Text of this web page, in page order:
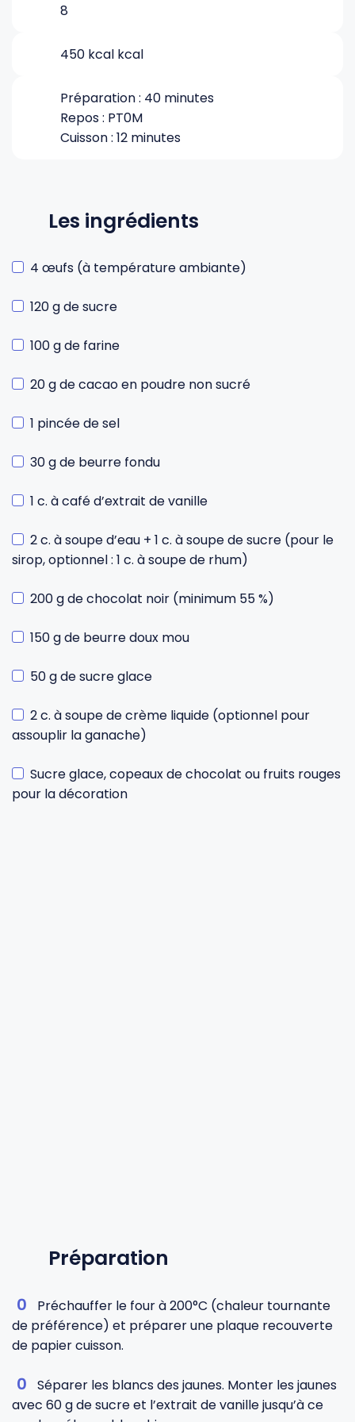
Tires-bouchons
Aiguiseurs
Planches à découper
8
450 kcal kcal
Préparation : 40 minutes
Repos : PT0M
Cuisson : 12 minutes
Les ingrédients
4 œufs (à température ambiante)
120 g de sucre
100 g de farine
20 g de cacao en poudre non sucré
1 pincée de sel
30 g de beurre fondu
1 c. à café d’extrait de vanille
2 c. à soupe d’eau + 1 c. à soupe de sucre (pour le
sirop, optionnel : 1 c. à soupe de rhum)
200 g de chocolat noir (minimum 55 %)
150 g de beurre doux mou
50 g de sucre glace
2 c. à soupe de crème liquide (optionnel pour
assouplir la ganache)
Sucre glace, copeaux de chocolat ou fruits rouges
pour la décoration
Préparation
Préchauffer le four à 200°C (chaleur tournante
de préférence) et préparer une plaque recouverte
de papier cuisson.
Séparer les blancs des jaunes. Monter les jaunes
avec 60 g de sucre et l’extrait de vanille jusqu’à ce